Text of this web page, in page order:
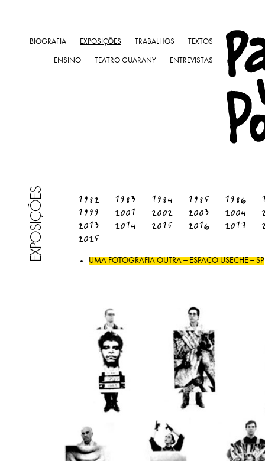
BIOGRAFIA EXPOSIÇÕES TRABALHOS TEXTOS
ENSINO TEATRO GUARANY ENTREVISTAS
EXPOSIÇÕES 1982 1983 1984 1985 1986
1999
2001 2002 2003 2004
2013
2014 2015 2016 2017
2025
UMA FOTOGRAFIA OUTRA – ESPAÇO USECHE – SP